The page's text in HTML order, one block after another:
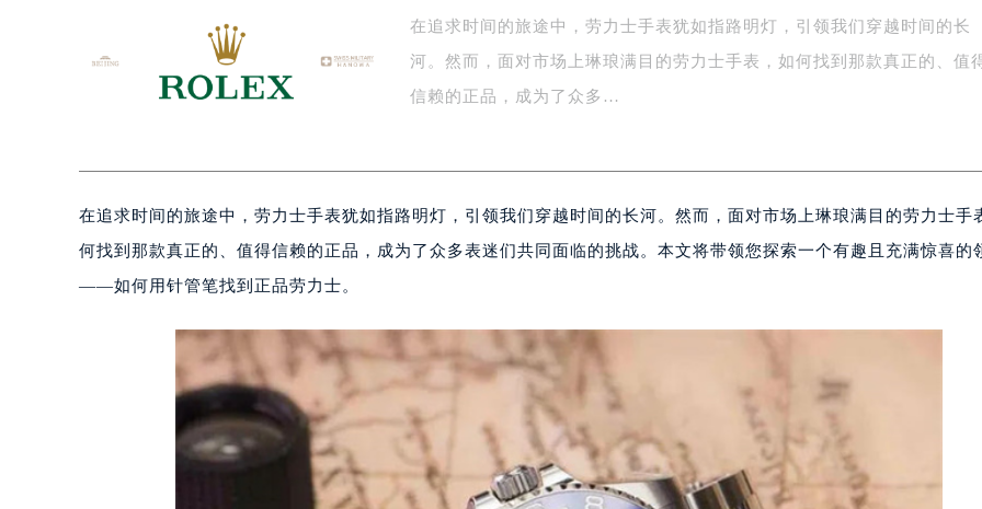
在追求时间的旅途中，劳力士手表犹如指路明灯，引领我们穿越时间的长
河。然而，面对市场上琳琅满目的劳力士手表，如何找到那款真正的、值
信赖的正品，成为了众多…
在追求时间的旅途中，劳力士手表犹如指路明灯，引领我们穿越时间的长河。然而，面对市场上琳琅满目的劳力士手
何找到那款真正的、值得信赖的正品，成为了众多表迷们共同面临的挑战。本文将带领您探索一个有趣且充满惊喜的
——如何用针管笔找到正品劳力士。